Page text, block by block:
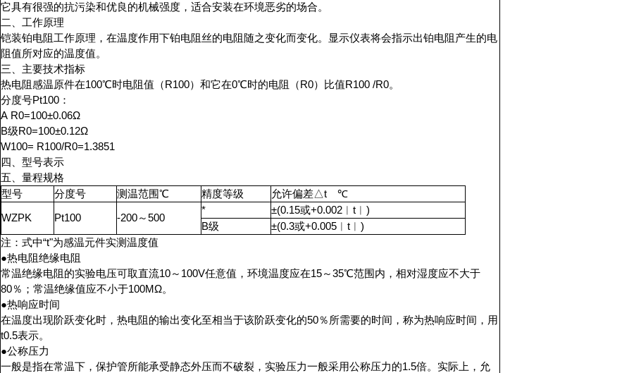
它具有很强的抗污染和优良的机械强度，适合安装在环境恶劣的场合。
二、工作原理
铠装铂电阻工作原理，在温度作用下铂电阻丝的电阻随之变化而变化。显示仪表将会指示出铂电阻产生的电
阻值所对应的温度值。
三、主要技术指标
热电阻感温原件在100℃时电阻值（R100）和它在0℃时的电阻（R0）比值R100 /R0。
分度号Pt100：
A R0=100±0.06Ω
B级R0=100±0.12Ω
W100= R100/R0=1.3851
四、型号表示
五、量程规格
型号
分度号 测温范围℃ 精度等级
允许偏差△t ℃
WZPK
Pt100 -200～500
*
±(0.15或+0.002︱t︱)
B级
±(0.3或+0.005︱t︱)
注：式中“t"为感温元件实测温度值
●热电阻绝缘电阻
常温绝缘电阻的实验电压可取直流10～100V任意值，环境温度应在15～35℃范围内，相对湿度应不大于
80％；常温绝缘值应不小于100MΩ。
●热响应时间
在温度出现阶跃变化时，热电阻的输出变化至相当于该阶跃变化的50％所需要的时间，称为热响应时间，用
t0.5表示。
●公称压力
一般是指在常温下，保护管所能承受静态外压而不破裂，实验压力一般采用公称压力的1.5倍。实际上，允